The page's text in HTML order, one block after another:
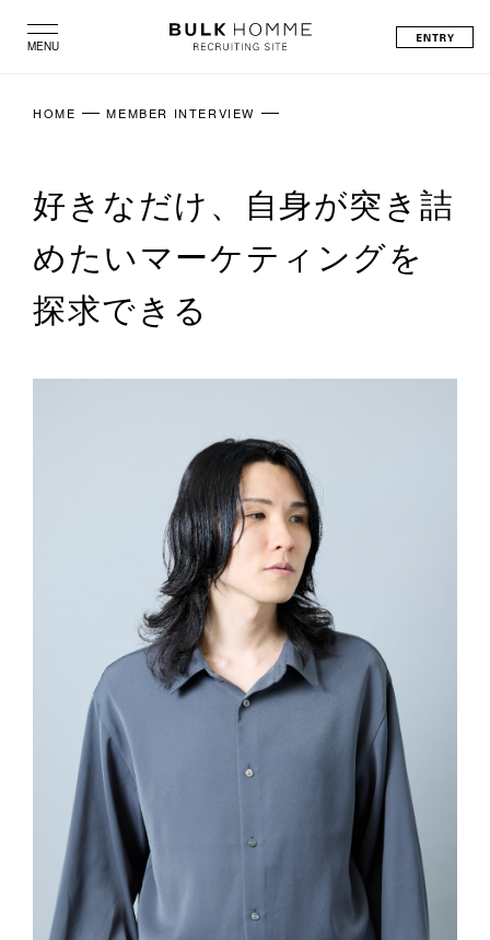
MENU
HOME MEMBER INTERVIEW
好きなだけ、自身が突き詰
めたいマーケティングを
探求できる
BULK
SITE